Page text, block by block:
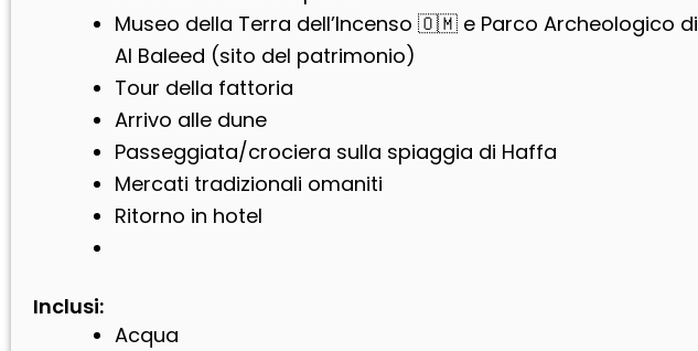
Museo della Terra dell’Incenso 🇴🇲 e Parco Archeologico di
Al Baleed (sito del patrimonio)
Tour della fattoria
Arrivo alle dune
Passeggiata/crociera sulla spiaggia di Haffa
Mercati tradizionali omaniti
Ritorno in hotel
Inclusi:
Acqua